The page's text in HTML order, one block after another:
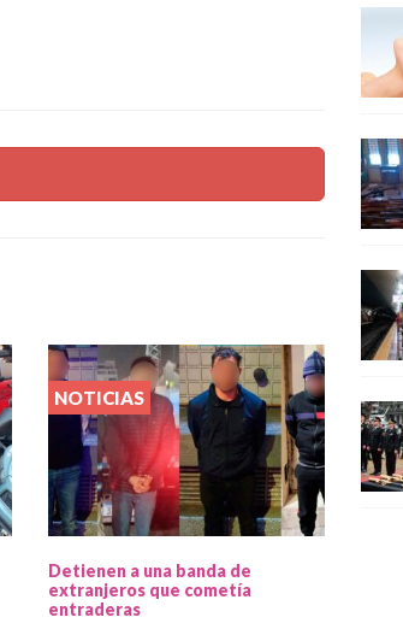
NOTICIAS
Detienen a una banda de
extranjeros que cometía
entraderas